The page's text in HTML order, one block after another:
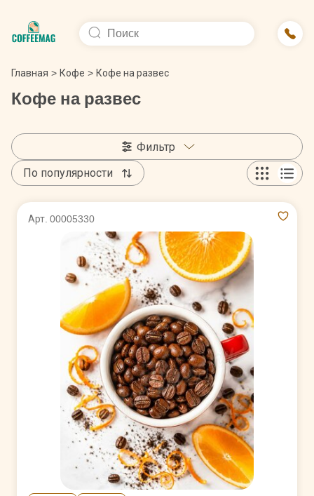
Главная > Кофе > Кофе на развес
Кофе на развес
Фильтр
По популярности
Арт. 00005330